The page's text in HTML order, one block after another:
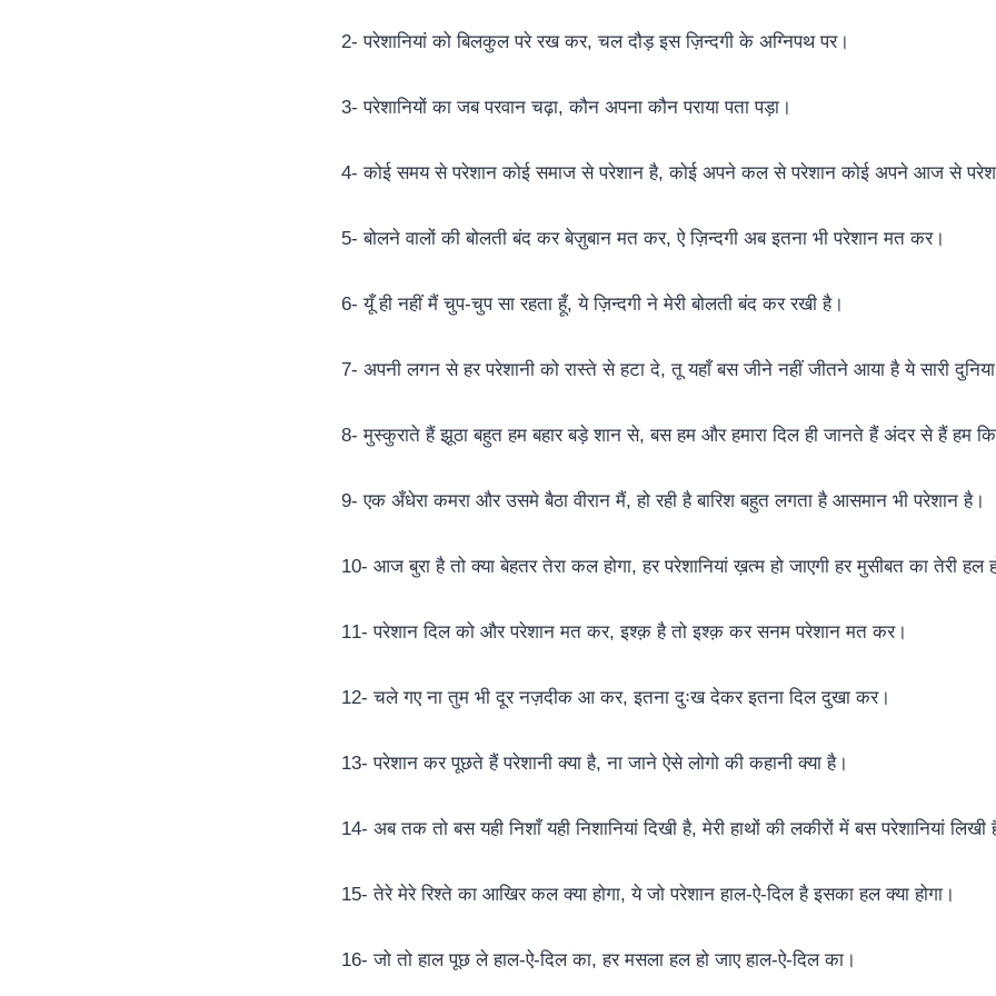
2- परेशानियां को बिलकुल परे रख कर, चल दौड़ इस ज़िन्दगी के अग्निपथ पर।
3- परेशानियों का जब परवान चढ़ा, कौन अपना कौन पराया पता पड़ा।
4- कोई समय से परेशान कोई समाज से परेशान है, कोई अपने कल से परेशान कोई अपने आज से
5- बोलने वालों की बोलती बंद कर बेज़ुबान मत कर, ऐ ज़िन्दगी अब इतना भी परेशान मत कर।
6- यूँ ही नहीं मैं चुप-चुप सा रहता हूँ, ये ज़िन्दगी ने मेरी बोलती बंद कर रखी है।
7- अपनी लगन से हर परेशानी को रास्ते से हटा दे, तू यहाँ बस जीने नहीं जीतने आया है ये सारी
8- मुस्कुराते हैं झूठा बहुत हम बहार बड़े शान से, बस हम और हमारा दिल ही जानते हैं अंदर से हैं हम
9- एक अँधेरा कमरा और उसमे बैठा वीरान मैं, हो रही है बारिश बहुत लगता है आसमान भी परेशान है।
10- आज बुरा है तो क्या बेहतर तेरा कल होगा, हर परेशानियां ख़त्म हो जाएगी हर मुसीबत का तेरी हल
11- परेशान दिल को और परेशान मत कर, इश्क़ है तो इश्क़ कर सनम परेशान मत कर।
12- चले गए ना तुम भी दूर नज़दीक आ कर, इतना दुःख देकर इतना दिल दुखा कर।
13- परेशान कर पूछते हैं परेशानी क्या है, ना जाने ऐसे लोगो की कहानी क्या है।
14- अब तक तो बस यही निशाँ यही निशानियां दिखी है, मेरी हाथों की लकीरों में बस परेशानियां लिखी
15- तेरे मेरे रिश्ते का आखिर कल क्या होगा, ये जो परेशान हाल-ऐ-दिल है इसका हल क्या होगा।
16- जो तो हाल पूछ ले हाल-ऐ-दिल का, हर मसला हल हो जाए हाल-ऐ-दिल का।